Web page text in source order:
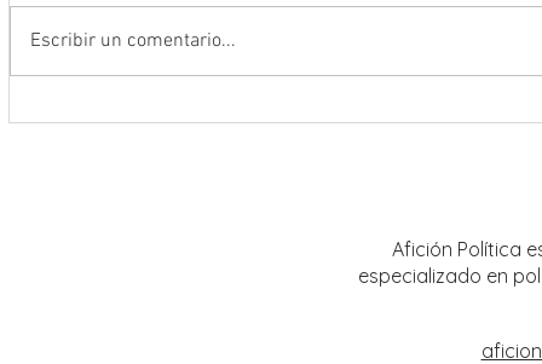
Escribir un comentario...
Afición Política
especializado en